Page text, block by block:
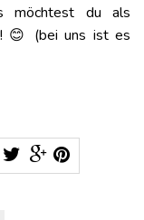
möchtest du als
😊 (bei uns ist es